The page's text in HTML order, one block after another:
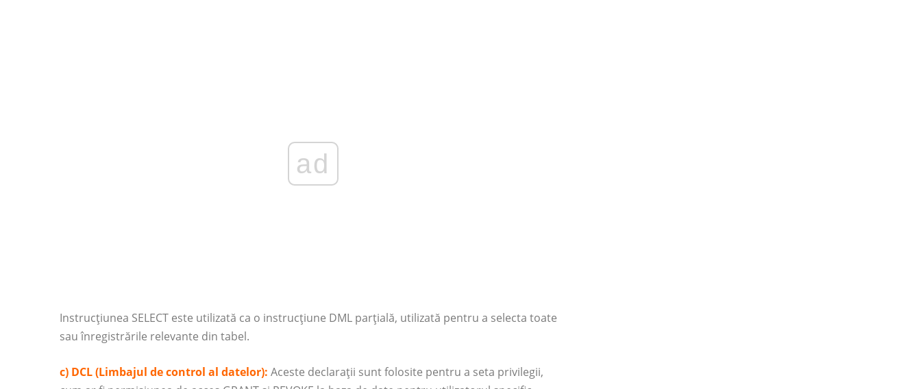
ad
Instrucțiunea SELECT este utilizată ca o instrucțiune DML parțială, utilizată pentru a selecta toate
sau înregistrările relevante din tabel.
c) DCL (Limbajul de control al datelor): Aceste declarații sunt folosite pentru a seta privilegii,